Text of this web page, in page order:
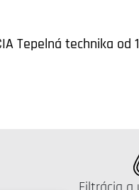
Tepelná technika od
Katalógus: